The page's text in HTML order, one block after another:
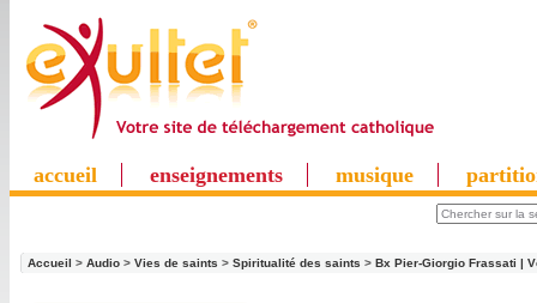
accueil enseignements musique
Accueil > Audio > Vies de saints > Spiritualité des saints > Bx Pier-Giorgio Frassati |